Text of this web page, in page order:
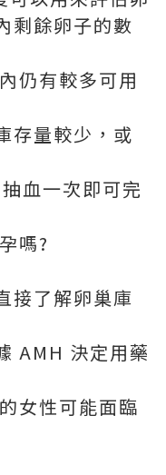
剩餘卵子的數
仍有較多可用
存量較少，或
血一次即可完
嗎?
接了解卵巢庫
AMH 決定用藥
女性可能面臨